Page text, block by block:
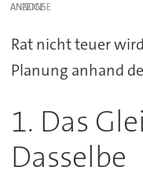
ANZEIGE
Rat nicht teuer
Planung anhand
1. Das
Dasselbe